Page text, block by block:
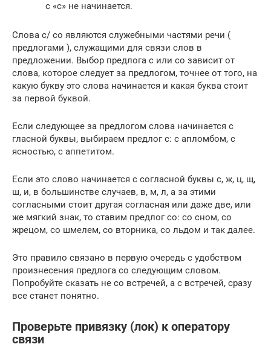
с «с» не начинается.
Слова с/ со являются служебными частями речи (
предлогами ), служащими для связи слов в
предложении. Выбор предлога с или со зависит от
слова, которое следует за предлогом, точнее от того, на
какую букву это слова начинается и какая буква стоит
за первой буквой.
Если следующее за предлогом слова начинается с
гласной буквы, выбираем предлог с: с апломбом, с
ясностью, с аппетитом.
Если это слово начинается с согласной буквы с, ж, ц, щ,
ш, и, в большинстве случаев, в, м, л, а за этими
согласными стоит другая согласная или даже две, или
же мягкий знак, то ставим предлог со: со сном, со
жрецом, со шмелем, со вторника, со льдом и так далее.
Это правило связано в первую очередь с удобством
произнесения предлога со следующим словом.
Попробуйте сказать не со встречей, а с встречей, сразу
все станет понятно.
Проверьте привязку (лок) к оператору
связи